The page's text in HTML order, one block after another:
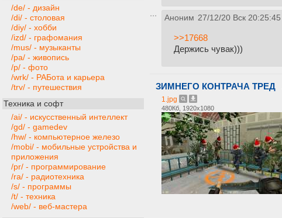
/de/ - дизайн
/di/ - столовая
/diy/ - хобби
/izd/ - графомания
/mus/ - музыканты
/pa/ - живопись
/p/ - фото
/wrk/ - РАБота и карьера
/trv/ - путешествия
Техника и софт
/ai/ - искусственный интеллект
/gd/ - gamedev
/hw/ - компьютерное железо
/mobi/ - мобильные устройства и
приложения
/pr/ - программирование
/ra/ - радиотехника
/s/ - программы
/t/ - техника
/web/ - веб-мастера
Аноним 27/12/20 Вск 20:25:45
>>17668
Держись чувак)))
ЗИМНЕГО КОНТРАЧА ТРЕД
1.jpg
480Кб, 1920x1080